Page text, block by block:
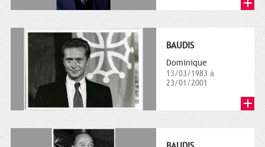
BAUDIS
Dominique
13/03/1983 à
23/01/2001